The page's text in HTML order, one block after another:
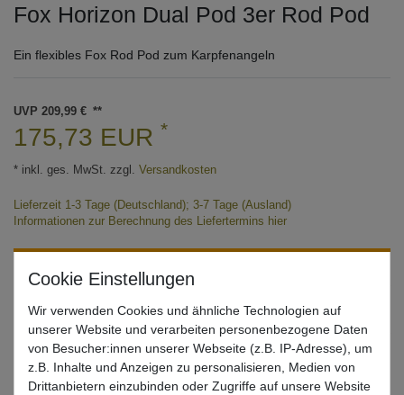
Fox Horizon Dual Pod 3er Rod Pod
Ein flexibles Fox Rod Pod zum Karpfenangeln
UVP 209,99 €
175,73 EUR *
* inkl. ges. MwSt. zzgl. Versandkosten
Lieferzeit 1-3 Tage (Deutschland); 3-7 Tage (Ausland)
Informationen zur Berechnung des Liefertermins hier
In den Warenkorb
Wunschliste
Wir verwenden Cookies und ähnliche Technologien auf
unserer Website und verarbeiten personenbezogene Daten
von Besucher:innen unserer Webseite (z.B. IP-Adresse), um
z.B. Inhalte und Anzeigen zu personalisieren, Medien von
Drittanbietern einzubinden oder Zugriffe auf unsere Website